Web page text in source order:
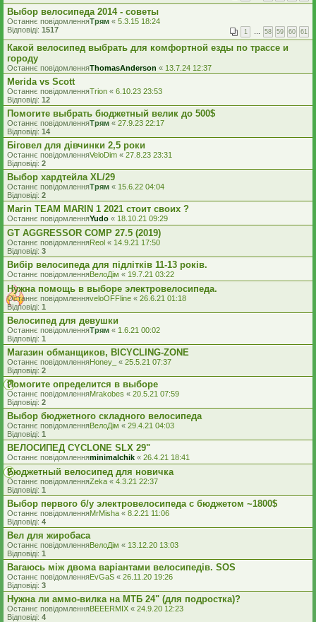
Выбор велосипеда 2014 - советы
Останнє повідомленняТрям « 5.3.15 18:24
Відповіді: 1517 1 … 58 59 60 61
Какой велосипед выбрать для комфортной езды по трассе и
городу
Останнє повідомленняThomasAnderson « 13.7.24 12:37
Merida vs Scott
Останнє повідомленняTrion « 6.10.23 23:53
Відповіді: 12
Помогите выбрать бюджетный велик до 500$
Останнє повідомленняТрям « 27.9.23 22:17
Відповіді: 14
Біговел для дівчинки 2,5 роки
Останнє повідомленняVeloDim « 27.8.23 23:31
Відповіді: 2
Выбор хардтейла XL/29
Останнє повідомленняТрям « 15.6.22 04:04
Відповіді: 2
Marin TEAM MARIN 1 2021 стоит своих ?
Останнє повідомленняYudo « 18.10.21 09:29
GT AGGRESSOR COMP 27.5 (2019)
Останнє повідомленняReol « 14.9.21 17:50
Відповіді: 3
Вибір велосипеда для підлітків 11-13 років.
Останнє повідомленняВелоДім « 19.7.21 03:22
Нужна помощь в выборе электровелосипеда.
Останнє повідомленняveloOFFline « 26.6.21 01:18
Відповіді: 1
Велосипед для девушки
Останнє повідомленняТрям « 1.6.21 00:02
Відповіді: 1
Магазин обманщиков, BICYCLING-ZONE
Останнє повідомленняHoney_ « 25.5.21 07:37
Відповіді: 2
Помогите определится в выборе
Останнє повідомленняMrakobes « 20.5.21 07:59
Відповіді: 2
Выбор бюджетного складного велосипеда
Останнє повідомленняВелоДім « 29.4.21 04:03
Відповіді: 1
ВЕЛОСИПЕД CYCLONE SLX 29"
Останнє повідомленняminimalchik « 26.4.21 18:41
Бюджетный велосипед для новичка
Останнє повідомленняZeka « 4.3.21 22:37
Відповіді: 1
Выбор первого б/у электровелосипеда с бюджетом ~1800$
Останнє повідомленняMrMisha « 8.2.21 11:06
Відповіді: 4
Вел для жиробаса
Останнє повідомленняВелоДім « 13.12.20 13:03
Відповіді: 1
Вагаюсь між двома варіантами велосипедів. SOS
Останнє повідомленняEvGaS « 26.11.20 19:26
Відповіді: 3
Нужна ли аммо-вилка на МТБ 24" (для подростка)?
Останнє повідомленняBEEERMIX « 24.9.20 12:23
Відповіді: 4